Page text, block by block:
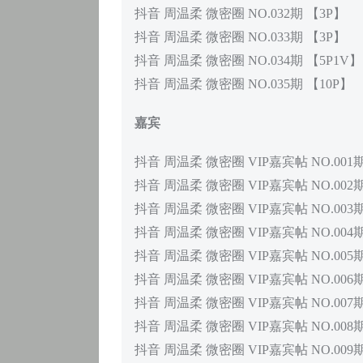
抖音 周温柔 微密圈 NO.032期 【3P】
抖音 周温柔 微密圈 NO.033期 【3P】
抖音 周温柔 微密圈 NO.034期 【5P1V】
抖音 周温柔 微密圈 NO.035期 【10P】
嘉宾
抖音 周温柔 微密圈 VIP嘉宾帖 NO.001
抖音 周温柔 微密圈 VIP嘉宾帖 NO.002
抖音 周温柔 微密圈 VIP嘉宾帖 NO.003
抖音 周温柔 微密圈 VIP嘉宾帖 NO.004
抖音 周温柔 微密圈 VIP嘉宾帖 NO.005
抖音 周温柔 微密圈 VIP嘉宾帖 NO.006
抖音 周温柔 微密圈 VIP嘉宾帖 NO.007
抖音 周温柔 微密圈 VIP嘉宾帖 NO.008
抖音 周温柔 微密圈 VIP嘉宾帖 NO.009